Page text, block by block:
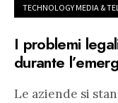
TECHNOLOGY MEDIA &
I problemi
durante
Le aziende si